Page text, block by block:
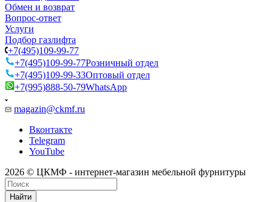
Обмен и возврат
Вопрос-ответ
Услуги
Подбор газлифта
+7(495)109-99-77
+7(495)109-99-77Розничный отдел
+7(495)109-99-33Оптовый отдел
+7(995)888-50-79WhatsApp
magazin@ckmf.ru
Вконтакте
Telegram
YouTube
2026 © ЦКМФ - интернет-магазин мебельной фурнитуры
Найти